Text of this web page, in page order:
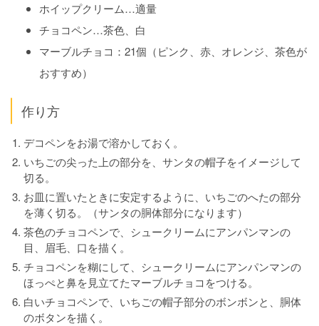
ホイップクリーム…適量
チョコペン…茶色、白
マーブルチョコ：21個（ピンク、赤、オレンジ、茶色が
おすすめ）
作り方
デコペンをお湯で溶かしておく。
いちごの尖った上の部分を、サンタの帽子をイメージして
切る。
お皿に置いたときに安定するように、いちごのへたの部分
を薄く切る。（サンタの胴体部分になります）
茶色のチョコペンで、シュークリームにアンパンマンの
目、眉毛、口を描く。
チョコペンを糊にして、シュークリームにアンパンマンの
ほっぺと鼻を見立てたマーブルチョコをつける。
白いチョコペンで、いちごの帽子部分のボンボンと、胴体
のボタンを描く。